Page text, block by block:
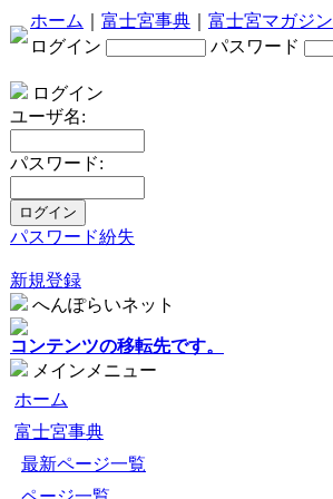
ホーム 富士宮事典 富士宮マガジン
ログイン
パスワード
ログイン
ユーザ名:
パスワード:
パスワード紛失
新規登録
へんぽらいネット
コンテンツの移転先です。
メインメニュー
ホーム
富士宮事典
最新ページ一覧